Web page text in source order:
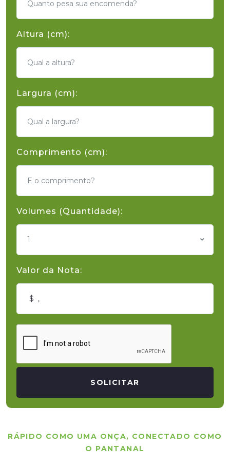
Altura (cm):
Largura (cm):
Comprimento (cm):
Volumes (Quantidade):
1
Valor da Nota:
SOLICITAR
RÁPIDO COMO UMA ONÇA, CONECTADO COMO
O PANTANAL